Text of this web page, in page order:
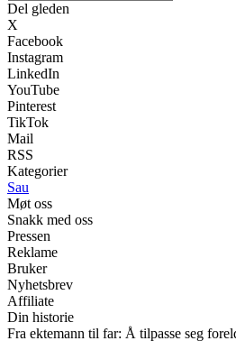
Del gleden
X
Facebook
Instagram
LinkedIn
YouTube
Pinterest
TikTok
Mail
RSS
Kategorier
Sau
Møt oss
Snakk med oss
Pressen
Reklame
Bruker
Nyhetsbrev
Affiliate
Din historie
Fra ektemann til far: Å tilpasse seg